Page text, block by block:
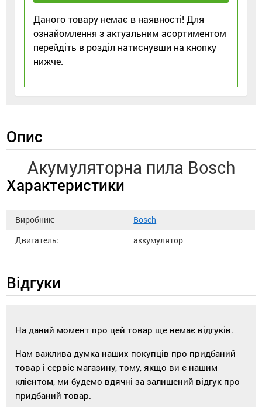
Даного товару немає в наявності! Для
ознайомлення з актуальним асортиментом
перейдіть в розділ натиснувши на кнопку
нижче.
Опис
Акумуляторна пила Bosch
Характеристики
Виробник:
Bosch
Двигатель:
аккумулятор
Відгуки
На даний момент про цей товар ще немає відгуків.
Нам важлива думка наших покупців про придбаний
товар і сервіс магазину, тому, якщо ви є нашим
клієнтом, ми будемо вдячні за залишений відгук про
придбаний товар.